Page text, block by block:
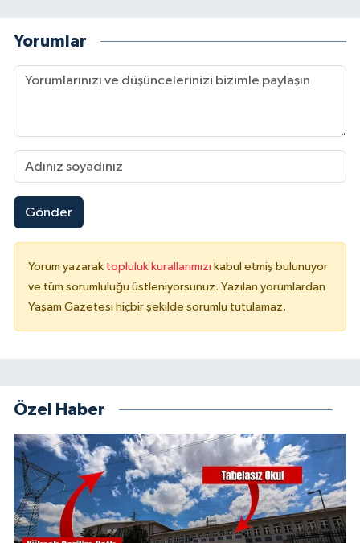
Yorumlar
Gönder
Yorum yazarak topluluk kurallarımızı kabul etmiş bulunuyor
ve tüm sorumluluğu üstleniyorsunuz. Yazılan yorumlardan
Yaşam Gazetesi hiçbir şekilde sorumlu tutulamaz.
Özel Haber